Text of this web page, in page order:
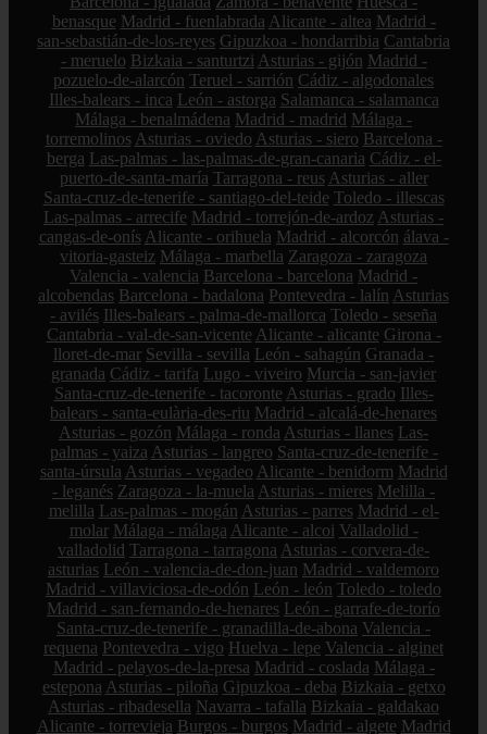
benasque Madrid - fuenlabrada Alicante - altea Madrid -
san-sebastián-de-los-reyes Gipuzkoa - hondarribia Cantabria
- meruelo Bizkaia - santurtzi Asturias - gijón Madrid -
pozuelo-de-alarcón Teruel - sarrión Cádiz - algodonales
Illes-balears - inca León - astorga Salamanca - salamanca
Málaga - benalmádena Madrid - madrid Málaga -
torremolinos Asturias - oviedo Asturias - siero Barcelona -
berga Las-palmas - las-palmas-de-gran-canaria Cádiz - el-
puerto-de-santa-maría Tarragona - reus Asturias - aller
Santa-cruz-de-tenerife - santiago-del-teide Toledo - illescas
Las-palmas - arrecife Madrid - torrejón-de-ardoz Asturias -
cangas-de-onís Alicante - orihuela Madrid - alcorcón álava -
vitoria-gasteiz Málaga - marbella Zaragoza - zaragoza
Valencia - valencia Barcelona - barcelona Madrid -
alcobendas Barcelona - badalona Pontevedra - lalín Asturias
- avilés Illes-balears - palma-de-mallorca Toledo - seseña
Cantabria - val-de-san-vicente Alicante - alicante Girona -
lloret-de-mar Sevilla - sevilla León - sahagún Granada -
granada Cádiz - tarifa Lugo - viveiro Murcia - san-javier
Santa-cruz-de-tenerife - tacoronte Asturias - grado Illes-
balears - santa-eulària-des-riu Madrid - alcalá-de-henares
Asturias - gozón Málaga - ronda Asturias - llanes Las-
palmas - yaiza Asturias - langreo Santa-cruz-de-tenerife -
santa-úrsula Asturias - vegadeo Alicante - benidorm Madrid
- leganés Zaragoza - la-muela Asturias - mieres Melilla -
melilla Las-palmas - mogán Asturias - parres Madrid - el-
molar Málaga - málaga Alicante - alcoi Valladolid -
valladolid Tarragona - tarragona Asturias - corvera-de-
asturias León - valencia-de-don-juan Madrid - valdemoro
Madrid - villaviciosa-de-odón León - león Toledo - toledo
Madrid - san-fernando-de-henares León - garrafe-de-torío
Santa-cruz-de-tenerife - granadilla-de-abona Valencia -
requena Pontevedra - vigo Huelva - lepe Valencia - alginet
Madrid - pelayos-de-la-presa Madrid - coslada Málaga -
estepona Asturias - piloña Gipuzkoa - deba Bizkaia - getxo
Asturias - ribadesella Navarra - tafalla Bizkaia - galdakao
Alicante - torrevieja Burgos - burgos Madrid - algete Madrid